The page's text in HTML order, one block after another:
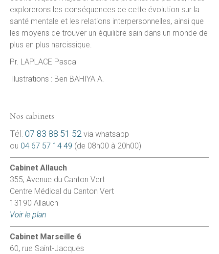
explorerons les conséquences de cette évolution sur la
santé mentale et les relations interpersonnelles, ainsi que
les moyens de trouver un équilibre sain dans un monde de
plus en plus narcissique.
Pr. LAPLACE Pascal
Illustrations : Ben BAHIYA A.
Nos cabinets
Tél. 07 83 88 51 52 via whatsapp
ou 04 67 57 14 49 (de 08h00 à 20h00)
Cabinet Allauch
355, Avenue du Canton Vert
Centre Médical du Canton Vert
13190 Allauch
Voir le plan
Cabinet Marseille 6
60, rue Saint-Jacques